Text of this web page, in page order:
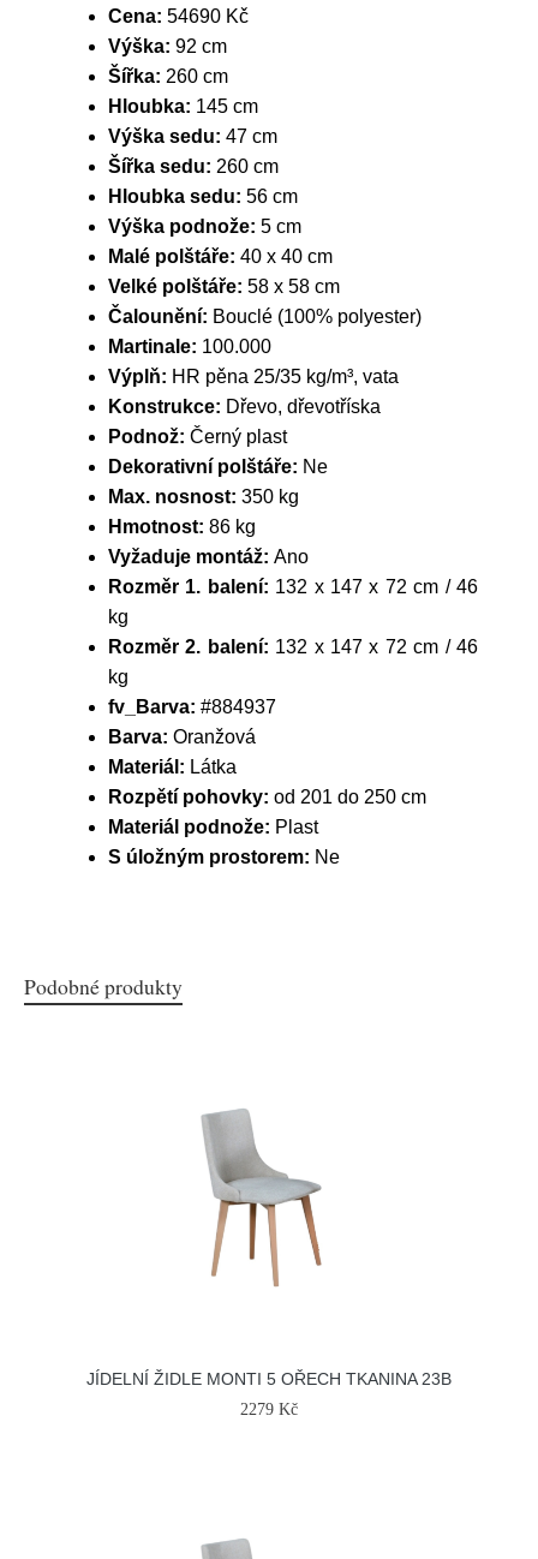
Cena: 54690 Kč
Výška: 92 cm
Šířka: 260 cm
Hloubka: 145 cm
Výška sedu: 47 cm
Šířka sedu: 260 cm
Hloubka sedu: 56 cm
Výška podnože: 5 cm
Malé polštáře: 40 x 40 cm
Velké polštáře: 58 x 58 cm
Čalounění: Bouclé (100% polyester)
Martinale: 100.000
Výplň: HR pěna 25/35 kg/m³, vata
Konstrukce: Dřevo, dřevotříska
Podnož: Černý plast
Dekorativní polštáře: Ne
Max. nosnost: 350 kg
Hmotnost: 86 kg
Vyžaduje montáž: Ano
Rozměr 1. balení: 132 x 147 x 72 cm / 46
kg
Rozměr 2. balení: 132 x 147 x 72 cm / 46
kg
fv_Barva: #884937
Barva: Oranžová
Materiál: Látka
Rozpětí pohovky: od 201 do 250 cm
Materiál podnože: Plast
S úložným prostorem: Ne
Podobné produkty
JÍDELNÍ ŽIDLE MONTI 5 OŘECH TKANINA 23B
2279 Kč